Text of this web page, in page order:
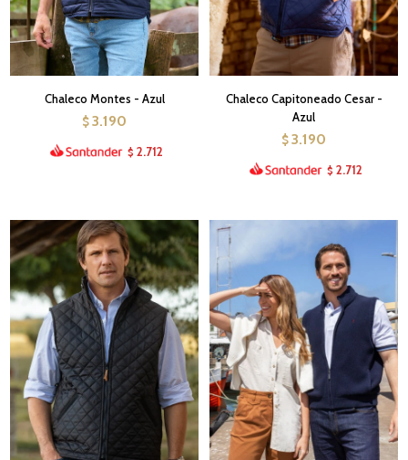
Chaleco Montes - Azul
$ 3.190
$ 2.712
Chaleco Capitoneado Cesar -
Azul
$ 3.190
$ 2.712